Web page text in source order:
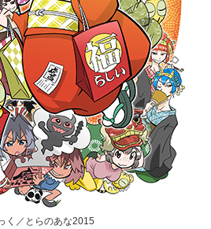
く／とらのあな2015